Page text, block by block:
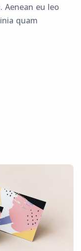
Aenean eu leo
quam